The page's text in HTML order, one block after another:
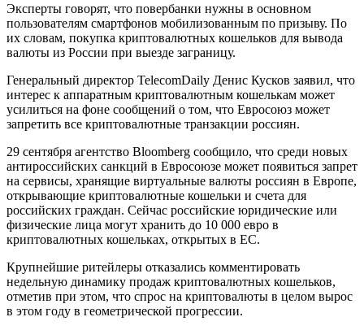
Эксперты говорят, что повербанки нужны в основном
пользователям смартфонов мобилизованным по призыву. По
их словам, покупка криптовалютных кошельков для вывода
валюты из России при выезде заграницу.
Генеральный директор TelecomDaily Денис Кусков заявил, что
интерес к аппаратным криптовалютным кошелькам может
усилиться на фоне сообщений о том, что Евросоюз может
запретить все криптовалютные транзакции россиян.
29 сентября агентство Bloomberg сообщило, что среди новых
антироссийских санкций в Евросоюзе может появиться запрет
на сервисы, хранящие виртуальные валюты россиян в Европе,
открывающие криптовалютные кошельки и счета для
российских граждан. Сейчас российские юридические или
физические лица могут хранить до 10 000 евро в
криптовалютных кошельках, открытых в ЕС.
Крупнейшие ритейлеры отказались комментировать
недельную динамику продаж криптовалютных кошельков,
отметив при этом, что спрос на криптовалюты в целом вырос
в этом году в геометрической прогрессии.